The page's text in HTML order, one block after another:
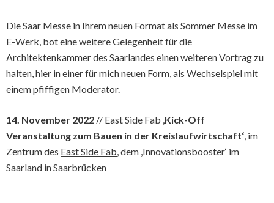
Die Saar Messe in Ihrem neuen Format als Sommer Messe im
E-Werk, bot eine weitere Gelegenheit für die
Architektenkammer des Saarlandes einen weiteren Vortrag zu
halten, hier in einer für mich neuen Form, als Wechselspiel mit
einem pfiffigen Moderator.
14. November 2022 // East Side Fab ,Kick-Off
Veranstaltung zum Bauen in der Kreislaufwirtschaft‘, im
Zentrum des East Side Fab, dem ,Innovationsbooster‘ im
Saarland in Saarbrücken